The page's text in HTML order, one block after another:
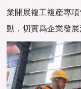
業開展複工複産專
動，切實爲企業發展